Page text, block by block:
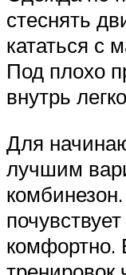
стеснять
кататься с
Под плохо
внутрь
Для
лучшим
комфортно.